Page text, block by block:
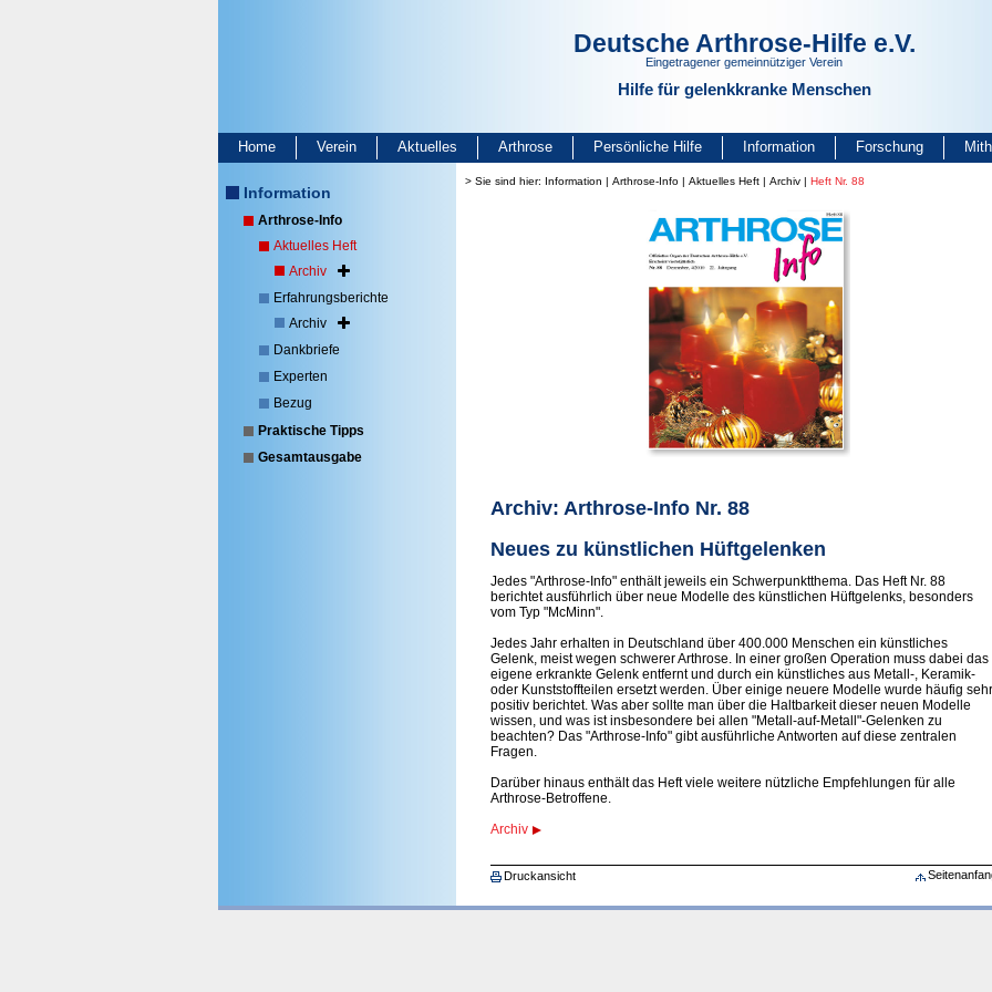
Deutsche Arthrose-Hilfe e.V.
Eingetragener gemeinnütziger Verein
Hilfe für gelenkkranke Menschen
Home Verein Aktuelles Arthrose Persönliche Hilfe Information Forschung
Information
Arthrose-Info
Aktuelles Heft
Archiv
Erfahrungsberichte
Archiv
Dankbriefe
Experten
Bezug
Praktische Tipps
Gesamtausgabe
> Sie sind hier: Information | Arthrose-Info | Aktuelles Heft | Archiv | Heft Nr. 88
Archiv: Arthrose-Info Nr. 88
Neues zu künstlichen Hüftgelenken
Jedes "Arthrose-Info" enthält jeweils ein Schwerpunktthema. Das Heft Nr. 88
berichtet ausführlich über neue Modelle des künstlichen Hüftgelenks, besonders
vom Typ "McMinn".
Jedes Jahr erhalten in Deutschland über 400.000 Menschen ein künstliches
Gelenk, meist wegen schwerer Arthrose. In einer großen Operation muss dabei das
eigene erkrankte Gelenk entfernt und durch ein künstliches aus Metall-, Keramik-
oder Kunststoffteilen ersetzt werden. Über einige neuere Modelle wurde häufig
positiv berichtet. Was aber sollte man über die Haltbarkeit dieser neuen Modelle
wissen, und was ist insbesondere bei allen "Metall-auf-Metall"-Gelenken zu
beachten? Das "Arthrose-Info" gibt ausführliche Antworten auf diese zentralen
Fragen.
Darüber hinaus enthält das Heft viele weitere nützliche Empfehlungen für alle
Arthrose-Betroffene.
Archiv
Druckansicht